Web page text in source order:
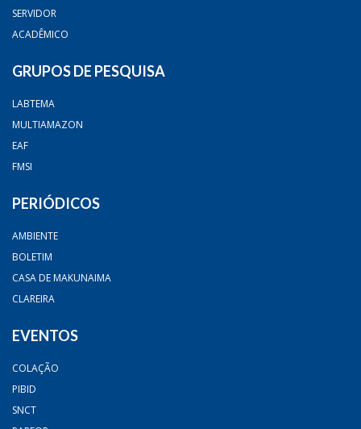
SERVIDOR
ACADÊMICO
GRUPOS DE PESQUISA
LABTEMA
MULTIAMAZON
EAF
FMSI
PERIÓDICOS
AMBIENTE
BOLETIM
CASA DE MAKUNAIMA
CLAREIRA
EVENTOS
COLAÇÃO
PIBID
SNCT